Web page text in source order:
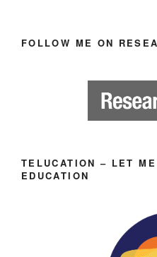
FOLLOW ME ON
TELUCATION – LET
EDUCATION